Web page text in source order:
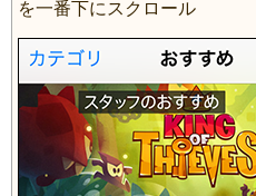
を一番下にスクロール